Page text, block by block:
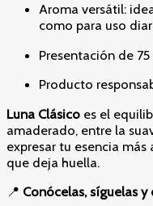
Aroma versátil:
como para uso
Presentación de
Producto
Luna Clásico es el
amaderado, entre la
expresar tu esencia
que deja huella.
📍 Conócelas, síguelas